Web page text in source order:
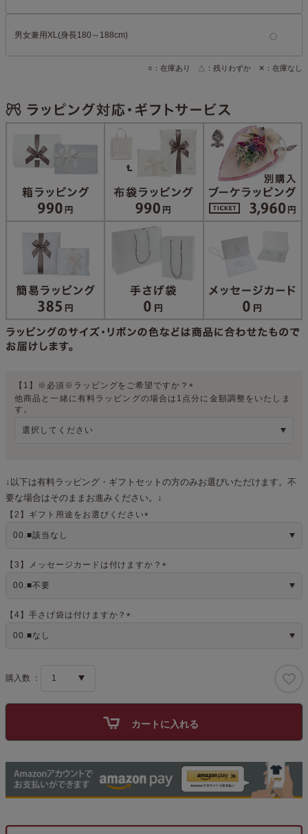
【1】※必須※ラッピングをご希望ですか？
(
他商品と一緒に有料ラッピングの場合は1点分に金額調整をいたしま
す。
↓以下は有料ラッピング・ギフトセットの方のみお選びいただけます。不
要な場合はそのままお進みください。↓
【2】ギフト用途をお選びください
)
【3】メッセージカードは付けますか？
【4】手さげ袋は付けますか？
男女兼用XL(身長180～188cm)
○：在庫あり △：残りわずか ✕：在庫なし
カートに入れる